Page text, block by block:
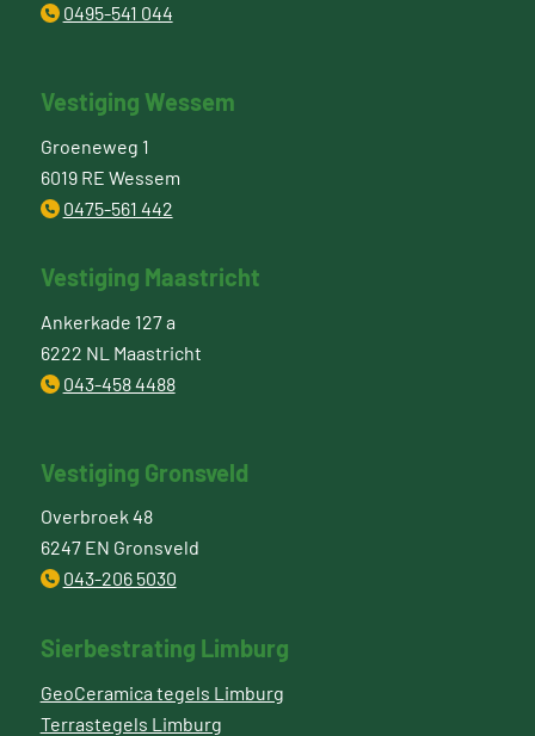
0495-541 044
Vestiging Wessem
Groeneweg 1
6019 RE Wessem
0475-561 442
Vestiging Maastricht
Ankerkade 127 a
6222 NL Maastricht
043-458 4488
Vestiging Gronsveld
Overbroek 48
6247 EN Gronsveld
043-206 5030
Sierbestrating Limburg
GeoCeramica tegels Limburg
Terrastegels Limburg